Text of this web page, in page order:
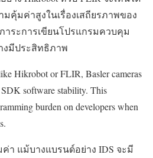
มคุ้มค่าสูงในเรื่องเสถียรภาพของ
ระการเขียนโปรแกรมควบคุม
มีประสิทธิภาพ
Hikrobot or FLIR, Basler cameras
software stability. This
burden on developers when
า แม้บางแบรนด์อย่าง IDS จะมี